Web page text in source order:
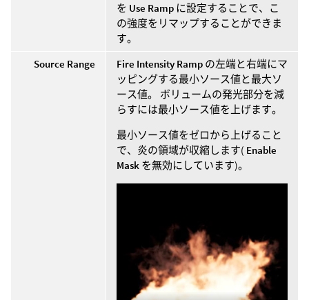
を Use Ramp に設定することで、こ
の強度をリマップすることができま
す。
Source Range
Fire Intensity Ramp の左端と右端にマ
ッピングする最小ソース値と最大ソ
ース値。 ボリュームの発光部分を減
らすには最小ソース値を上げます。
最小ソース値をゼロから上げること
で、炎の領域が収縮します( Enable
Mask を無効にしています)。